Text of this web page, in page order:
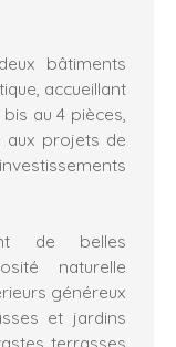
bâtiments
accueillant
au 4 pièces,
aux projets de
de belles
naturelle
généreux
et jardins